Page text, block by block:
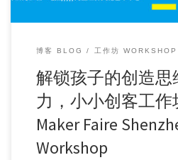
博客 BLOG 工作坊 WORKSHOP
解锁孩子的创造思
力，小小创客工作
Maker Faire
Workshop